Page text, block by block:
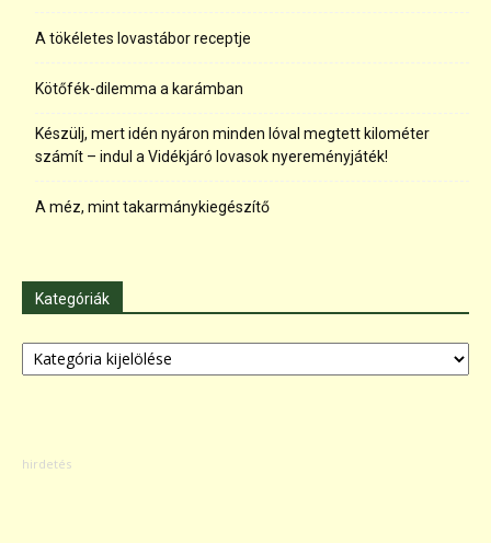
A tökéletes lovastábor receptje
Kötőfék-dilemma a karámban
Készülj, mert idén nyáron minden lóval megtett kilométer
számít – indul a Vidékjáró lovasok nyereményjáték!
A méz, mint takarmánykiegészítő
Kategóriák
Kategóriák